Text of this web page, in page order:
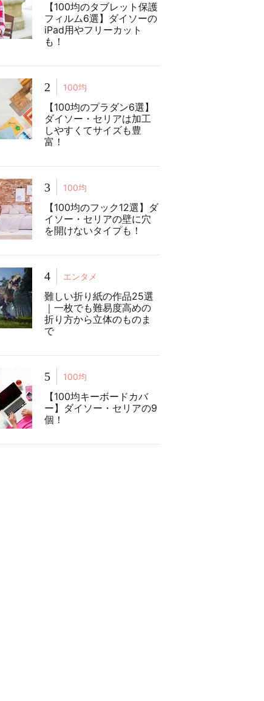
【100均のタブレット保護
フィルム6選】ダイソーの
iPad用やフリーカット
も！
2 100均
【100均のプラダン6選】
ダイソー・セリアは加工
しやすくてサイズも豊
富！
3 100均
【100均のフック12選】ダ
イソー・セリアの壁に穴
を開けないタイプも！
4 エンタメ
難しい折り紙の作品25選
｜一枚でも難易度高めの
折り方から立体のものま
で
5 100均
【100均キーボードカバ
ー】ダイソー・セリアの9
個！